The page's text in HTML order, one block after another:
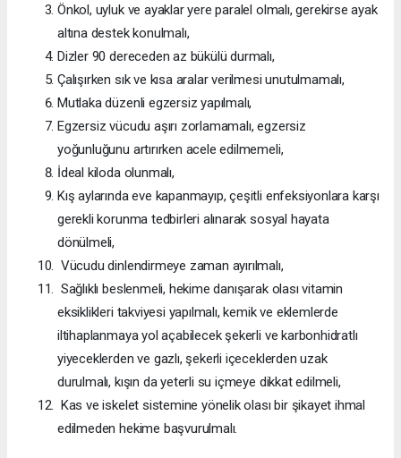
Önkol, uyluk ve ayaklar yere paralel olmalı, gerekirse ayak
altına destek konulmalı,
Dizler 90 dereceden az bükülü durmalı,
Çalışırken sık ve kısa aralar verilmesi unutulmamalı,
Mutlaka düzenli egzersiz yapılmalı,
Egzersiz vücudu aşırı zorlamamalı, egzersiz
yoğunluğunu artırırken acele edilmemeli,
İdeal kiloda olunmalı,
Kış aylarında eve kapanmayıp, çeşitli enfeksiyonlara karşı
gerekli korunma tedbirleri alınarak sosyal hayata
dönülmeli,
Vücudu dinlendirmeye zaman ayırılmalı,
Sağlıklı beslenmeli, hekime danışarak olası vitamin
eksiklikleri takviyesi yapılmalı, kemik ve eklemlerde
iltihaplanmaya yol açabilecek şekerli ve karbonhidratlı
yiyeceklerden ve gazlı, şekerli içeceklerden uzak
durulmalı, kışın da yeterli su içmeye dikkat edilmeli,
Kas ve iskelet sistemine yönelik olası bir şikayet ihmal
edilmeden hekime başvurulmalı.